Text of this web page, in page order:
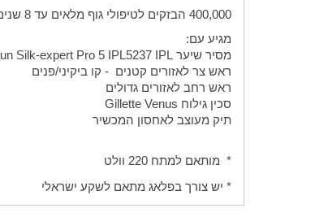
400,000 הבזקים לטיפולי גוף מלאים עד 8 שנים, או עד 16 שנים על על אזורי טיפול כמו שוקיים, בית שחי וכו.
מגיע עם:
מסיר שיער Silk-expert Pro 5 IPL5237 IPL
ראש צר לאזורים קטנים - קו ביקיני/פנים
ראש רחב לאזורים גדולים
סכין גילוח Gillette Venus
תיק מעוצב לאחסון המכשיר
* מותאם למתח 220 וולט
* יש צורך בפלאג מתאם לשקע ישראלי